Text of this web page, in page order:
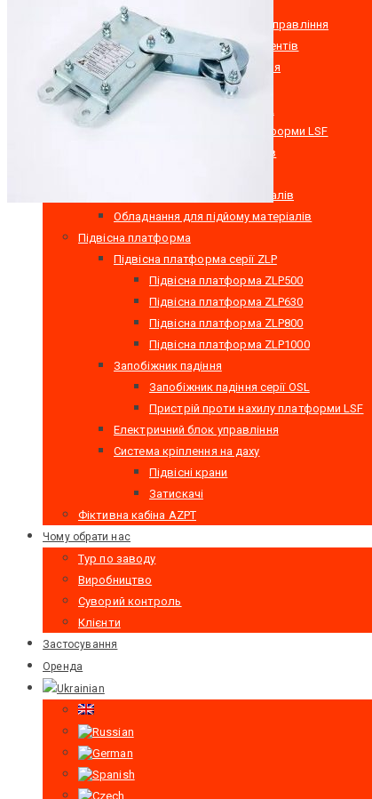
Пульт дистанційного управління
Скринька для інструментів
Додаткове обладнання
Запобіжник падіння
Запобіжник падіння серії OSL
Пристрій проти нахилу платформи LSF
Обладнання для підйому матеріалів
Мобільний підйомник матеріалів
Обладнання для підйому матеріалів
Підвісна платформа
Підвісна платформа серії ZLP
Підвісна платформа ZLP500
Підвісна платформа ZLP630
Підвісна платформа ZLP800
Підвісна платформа ZLP1000
Запобіжник падіння
Запобіжник падіння серії OSL
Пристрій проти нахилу платформи LSF
Електричний блок управління
Система кріплення на даху
Підвісні крани
Затискачі
Фіктивна кабіна AZPT
Чому обрати нас
Тур по заводу
Виробництво
Суворий контроль
Клієнти
Застосування
Оренда